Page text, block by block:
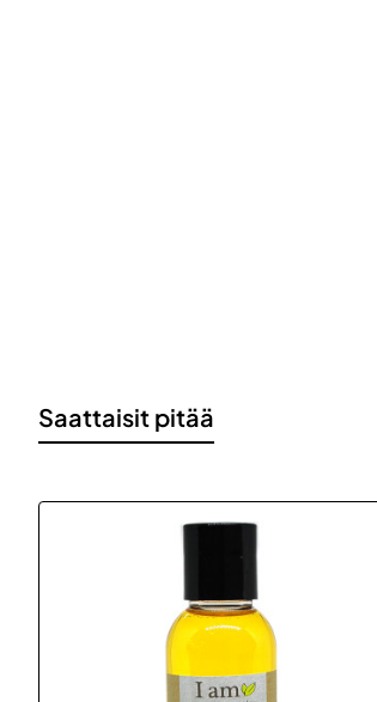
Saattaisit pitää